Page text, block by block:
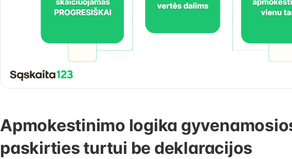
Apmokestinimo logika
paskirties turtui be deklaracijos